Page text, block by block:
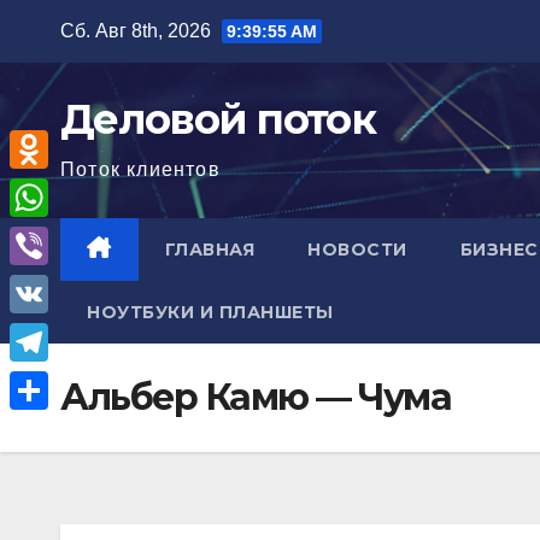
содержимому
Сб. Авг 8th, 2026 9:39:56 AM
Деловой поток
Поток клиентов
ГЛАВНАЯ НОВОСТИ
НОУТБУКИ И ПЛАНШЕТЫ
Альбер Камю — Чума
O
d
n
o
k
l
s
W
h
a
s
V
i
b
e
V
K
T
l